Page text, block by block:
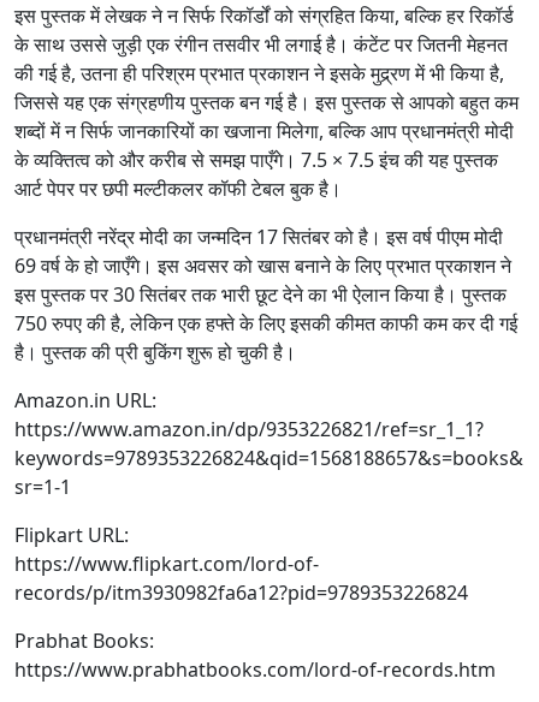
इस पुस्तक में लेखक ने न सिर्फ रिकॉर्डों को संग्रहित किया, बल्कि हर रिकॉर्ड
के साथ उससे जुड़ी एक रंगीन तसवीर भी लगाई है। कंटेंट पर जितनी मेहनत
की गई है, उतना ही परिश्रम प्रभात प्रकाशन ने इसके मुद्र्रण में भी किया है,
जिससे यह एक संग्रहणीय पुस्तक बन गई है। इस पुस्तक से आपको बहुत कम
शब्दों में न सिर्फ जानकारियों का खजाना मिलेगा, बल्कि आप प्रधानमंत्री मोदी
के व्यक्तित्व को और करीब से समझ पाएँगे। 7.5 × 7.5 इंच की यह पुस्तक
आर्ट पेपर पर छपी मल्टीकलर कॉफी टेबल बुक है।
प्रधानमंत्री नरेंद्र मोदी का जन्मदिन 17 सितंबर को है। इस वर्ष पीएम मोदी
69 वर्ष के हो जाएँगे। इस अवसर को खास बनाने के लिए प्रभात प्रकाशन ने
इस पुस्तक पर 30 सितंबर तक भारी छूट देने का भी ऐलान किया है। पुस्तक
750 रुपए की है, लेकिन एक हफ्ते के लिए इसकी कीमत काफी कम कर दी गई
है। पुस्तक की प्री बुकिंग शुरू हो चुकी है।
Amazon.in URL:
https://www.amazon.in/dp/9353226821/ref=sr_1_1?
keywords=9789353226824&qid=1568188657&s=books&
sr=1-1
Flipkart URL:
https://www.flipkart.com/lord-of-
records/p/itm3930982fa6a12?pid=9789353226824
Prabhat Books:
https://www.prabhatbooks.com/lord-of-records.htm